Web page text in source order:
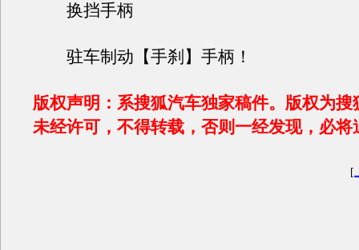
换挡手柄
驻车制动【手刹】手柄！
版权声明：系搜狐汽车独家稿件。版权为搜
未经许可，不得转载，否则一经发现，必
[